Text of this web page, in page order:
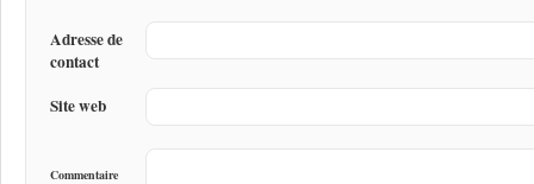
Adresse de
contact
Site web
Commentaire